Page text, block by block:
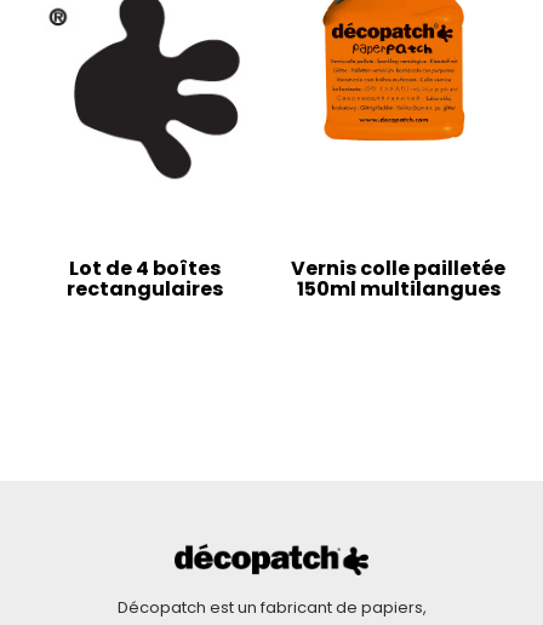
Lot de 4 boîtes
rectangulaires
Vernis colle pailletée
150ml multilangues
Décopatch est un fabricant de papiers,